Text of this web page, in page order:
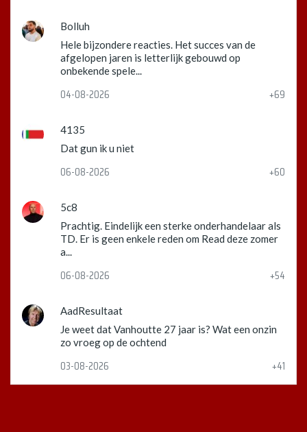
Bolluh
Hele bijzondere reacties. Het succes van de
afgelopen jaren is letterlijk gebouwd op
onbekende spele...
04-08-2026 +69
4135
Dat gun ik u niet
06-08-2026 +60
5c8
Prachtig. Eindelijk een sterke onderhandelaar als
TD. Er is geen enkele reden om Read deze zomer
a...
06-08-2026 +54
AadResultaat
Je weet dat Vanhoutte 27 jaar is? Wat een onzin
zo vroeg op de ochtend
03-08-2026 +41